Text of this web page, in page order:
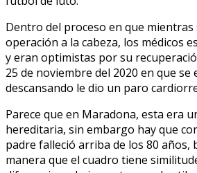
Dentro del proceso en que mientras
operación a la cabeza, los médicos
y eran optimistas por su
25 de noviembre del 2020 en que se
descansando le dio un paro
Parece que en Maradona, esta era
hereditaria, sin embargo hay que
padre falleció arriba de los 80 años,
manera que el cuadro tiene